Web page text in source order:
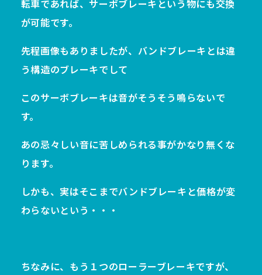
転車であれば、サーボブレーキという物にも交換
が可能です。
先程画像もありましたが、バンドブレーキとは違
う構造のブレーキでして
このサーボブレーキは音がそうそう鳴らないで
す。
あの忌々しい音に苦しめられる事がかなり無くな
ります。
しかも、実はそこまでバンドブレーキと価格が変
わらないという・・・
ちなみに、もう１つのローラーブレーキですが、